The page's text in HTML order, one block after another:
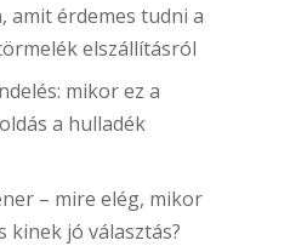
amit érdemes tudni a
elszállításról
mikor ez a
a hulladék
– mire elég, mikor
kinek jó választás?